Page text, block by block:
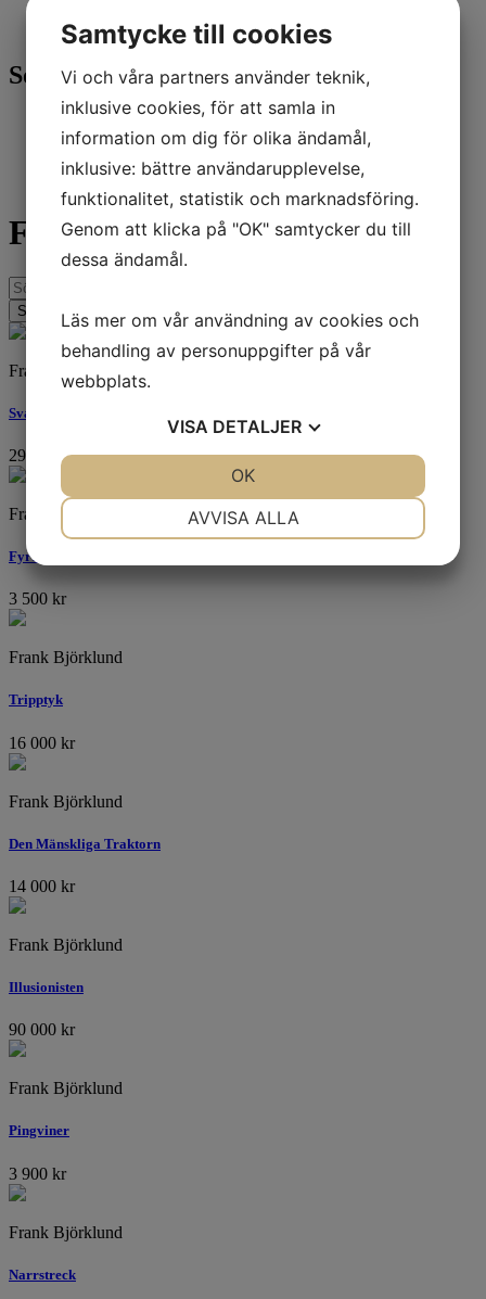
Människor
Sortering
Senaste
Alfabetisk A-Ö
Billigast
Dyrast
Frank Björklund
Frank Björklund
Svaret
29 000 kr
Frank Björklund
Fyrtorn
3 500 kr
Frank Björklund
Tripptyk
16 000 kr
Frank Björklund
Den Mänskliga Traktorn
14 000 kr
Frank Björklund
Illusionisten
90 000 kr
Frank Björklund
Pingviner
3 900 kr
Frank Björklund
Narrstreck
Samtycke till cookies
Vi och våra partners använder teknik,
inklusive cookies, för att samla in
information om dig för olika ändamål,
inklusive: bättre användarupplevelse,
funktionalitet, statistik och marknadsföring.
Genom att klicka på "OK" samtycker du till
dessa ändamål.
Läs mer om vår användning av cookies och
behandling av personuppgifter på vår
webbplats.
VISA DETALJER
AVVISA ALLA
OK